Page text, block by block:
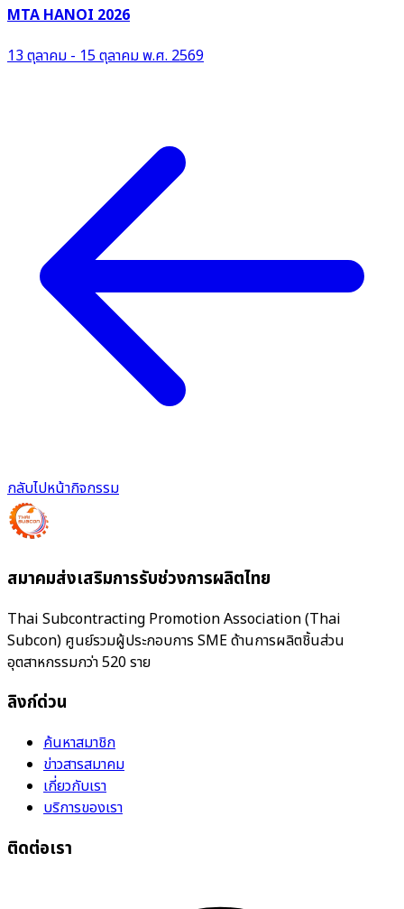
MTA HANOI 2026
13 ตุลาคม - 15 ตุลาคม พ.ศ. 2569
กลับไปหน้ากิจกรรม
สมาคมส่งเสริมการรับช่วงการผลิตไทย
Thai Subcontracting Promotion Association (Thai
Subcon) ศูนย์รวมผู้ประกอบการ SME ด้านการผลิตชิ้นส่วน
อุตสาหกรรมกว่า 520 ราย
ลิงก์ด่วน
ค้นหาสมาชิก
ข่าวสารสมาคม
เกี่ยวกับเรา
บริการของเรา
ติดต่อเรา